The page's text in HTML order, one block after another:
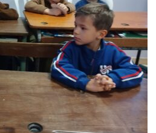
2
6
0
1
0
9
7